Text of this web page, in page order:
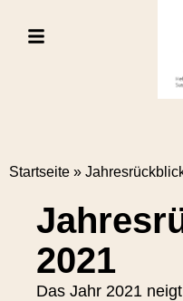
Startseite »
2021
Das Jahr 2021 neigt